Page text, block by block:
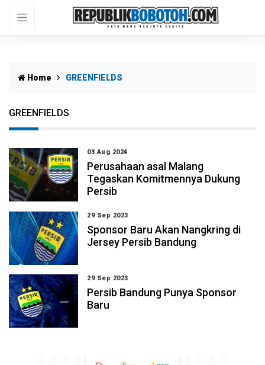
Home GREENFIELDS
GREENFIELDS
03 Aug 2024
Perusahaan asal Malang
Tegaskan Komitmennya Dukung
Persib
29 Sep 2023
Sponsor Baru Akan Nangkring di
Jersey Persib Bandung
29 Sep 2023
Persib Bandung Punya Sponsor
Baru